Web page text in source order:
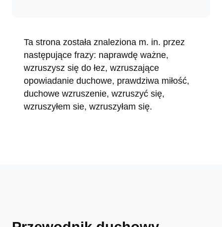
Ta strona została znaleziona m. in. przez
następujące frazy: naprawdę ważne,
wzruszysz się do łez, wzruszające
opowiadanie duchowe, prawdziwa miłość,
duchowe wzruszenie, wzruszyć się,
wzruszyłem sie, wzruszyłam się.